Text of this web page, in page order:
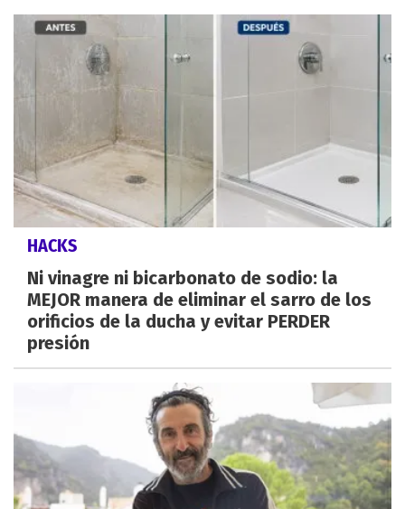
HACKS
Ni vinagre ni bicarbonato de sodio: la
MEJOR manera de eliminar el sarro de los
orificios de la ducha y evitar PERDER
presión